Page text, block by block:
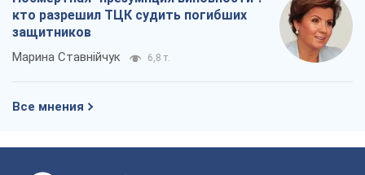
кто разрешил ТЦК судить погибших
защитников
Марина Ставнійчук 6,8 т.
Все мнения